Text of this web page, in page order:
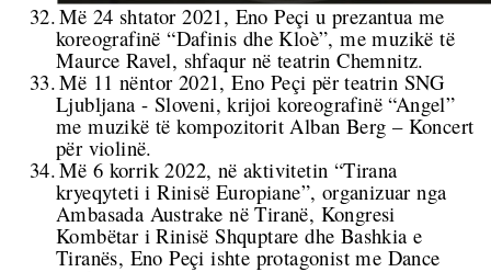
32.Më 24 shtator 2021, Eno Peçi u prezantua me
koreografinë “Dafinis dhe Kloè”, me muzikë të
Maurce Ravel, shfaqur në teatrin Chemnitz.
33.Më 11 nëntor 2021, Eno Peçi për teatrin SNG
Ljubljana - Sloveni, krijoi koreografinë “Angel”
me muzikë të kompozitorit Alban Berg – Koncert
për violinë.
34.Më 6 korrik 2022, në aktivitetin “Tirana
kryeqyteti i Rinisë Europiane”, organizuar nga
Ambasada Austrake në Tiranë, Kongresi
Kombëtar i Rinisë Shquptare dhe Bashkia e
Tiranës, Eno Peçi ishte protagonist me Dance